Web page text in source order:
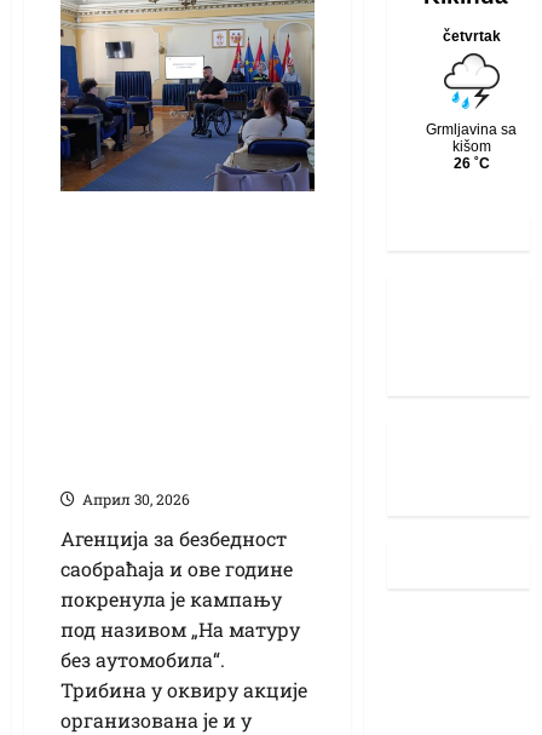
Април 30, 2026
Агенција за безбедност
саобраћаја и ове године
покренула је кампању
под називом „На матуру
без аутомобила“.
Трибина у оквиру акције
организована је и у